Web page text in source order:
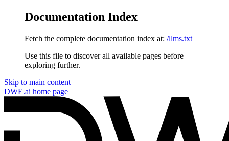
Documentation Index
Fetch the complete documentation index at: /llms.txt
Use this file to discover all available pages before
exploring further.
Skip to main content
DWE.ai home page